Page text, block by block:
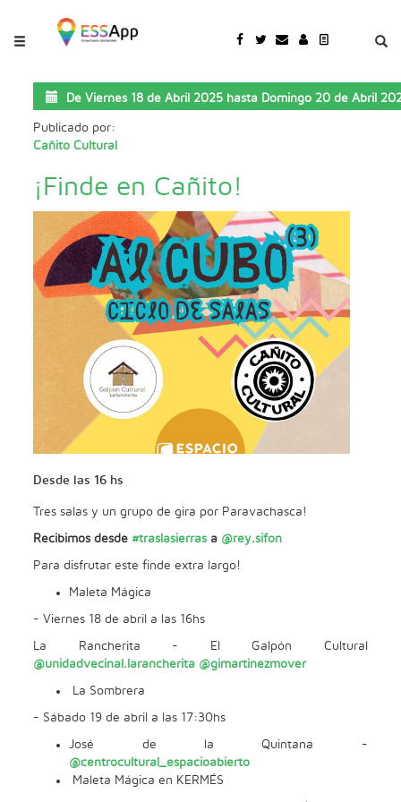
De Viernes 18 de Abril 2025hasta Domingo 20 de Abril
Publicado por:
Cañito Cultural
¡Finde en Cañito!
Desde las 16 hs
Tres salas y un grupo de gira por Paravachasca!
Recibimos desde #traslasierrasa @rey.sifon
Para disfrutar este finde extra largo!
Maleta Mágica
- Viernes 18 de abril a las 16hs
La Rancherita - El Galpón Cultural
@unidadvecinal.larancherita @gimartinezmover
La Sombrera
- Sábado 19 de abril a las 17:30hs
José de la Quintana -
@centrocultural_espacioabierto
Maleta Mágica en KERMÉS